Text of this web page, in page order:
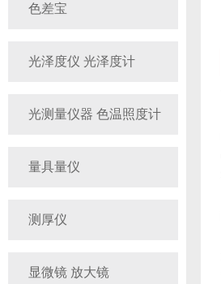
色差宝
光泽度仪 光泽度计
光测量仪器 色温照度计
量具量仪
测厚仪
显微镜 放大镜